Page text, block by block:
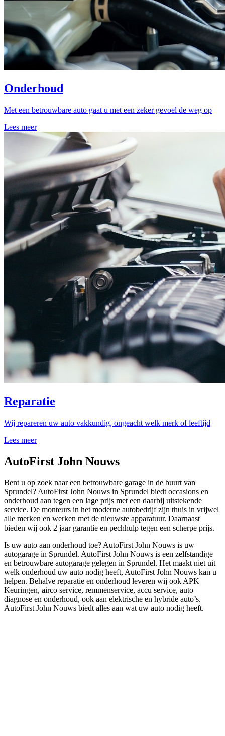
Onderhoud
Met een betrouwbare auto gaat u met een zeker gevoel de weg op
Lees meer
Reparatie
Wij repareren uw auto vakkundig, ongeacht welk merk of leeftijd
Lees meer
AutoFirst John Nouws
Bent u op zoek naar een betrouwbare garage in de buurt van
Sprundel? AutoFirst John Nouws in Sprundel biedt occasions en
onderhoud aan tegen een lage prijs met een daarbij uitstekende
service. De monteurs in het moderne autobedrijf zijn thuis in vrijwel
alle merken en werken met de nieuwste apparatuur. Daarnaast
bieden wij ook 2 jaar garantie en pechhulp tegen een scherpe prijs.
Is uw auto aan onderhoud toe? AutoFirst John Nouws is uw
autogarage in Sprundel. AutoFirst John Nouws is een zelfstandige
en betrouwbare autogarage gelegen in Sprundel. Het maakt niet uit
welk onderhoud uw auto nodig heeft, AutoFirst John Nouws kan u
helpen. Behalve reparatie en onderhoud leveren wij ook APK
Keuringen, airco service, remmenservice, accu service, auto
diagnose en onderhoud, ook aan elektrische en hybride auto’s.
AutoFirst John Nouws biedt alles aan wat uw auto nodig heeft.